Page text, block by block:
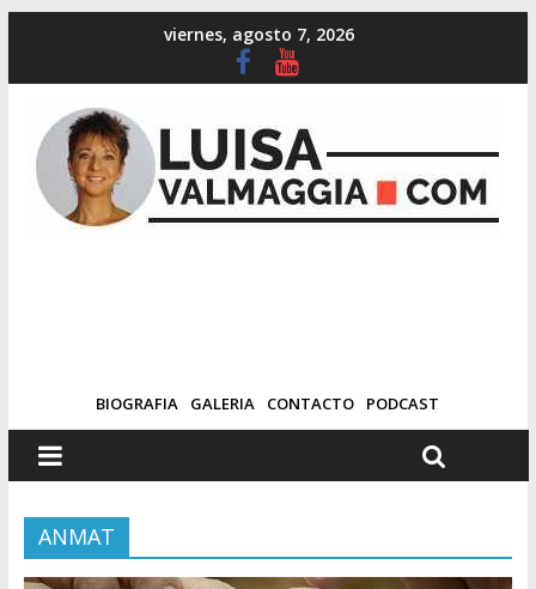
viernes, agosto 7, 2026
BIOGRAFIA GALERIA CONTACTO PODCAST
ANMAT